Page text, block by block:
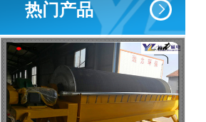
热门产品